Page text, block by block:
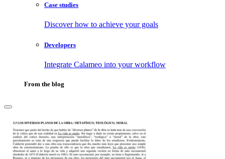
Case studies
Discover how to achieve your goals
Developers
Integrate Calameo into your workflow
From the blog